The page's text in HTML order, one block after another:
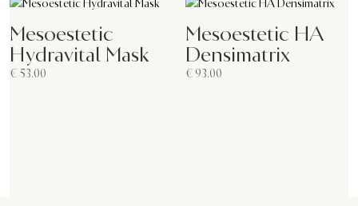
Mesoestetic
Hydravital Mask
€ 53.00
Mesoestetic HA
Densimatrix
€ 93.00